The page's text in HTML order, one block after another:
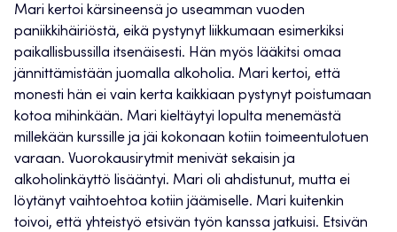
Mari kertoi kärsineensä jo useamman vuoden
paniikkihäiriöstä, eikä pystynyt liikkumaan esimerkiksi
paikallisbussilla itsenäisesti. Hän myös lääkitsi omaa
jännittämistään juomalla alkoholia. Mari kertoi, että
monesti hän ei vain kerta kaikkiaan pystynyt poistumaan
kotoa mihinkään. Mari kieltäytyi lopulta menemästä
millekään kurssille ja jäi kokonaan kotiin toimeentulotuen
varaan. Vuorokausirytmit menivät sekaisin ja
alkoholinkäyttö lisääntyi. Mari oli ahdistunut, mutta ei
löytänyt vaihtoehtoa kotiin jäämiselle. Mari kuitenkin
toivoi, että yhteistyö etsivän työn kanssa jatkuisi. Etsivän